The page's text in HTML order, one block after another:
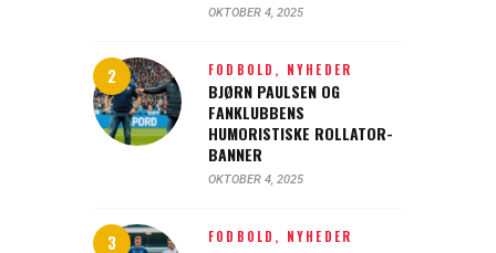
OKTOBER 4, 2025
FODBOLD, NYHEDER
BJØRN PAULSEN OG
FANKLUBBENS
HUMORISTISKE ROLLATOR-
BANNER
OKTOBER 4, 2025
FODBOLD, NYHEDER